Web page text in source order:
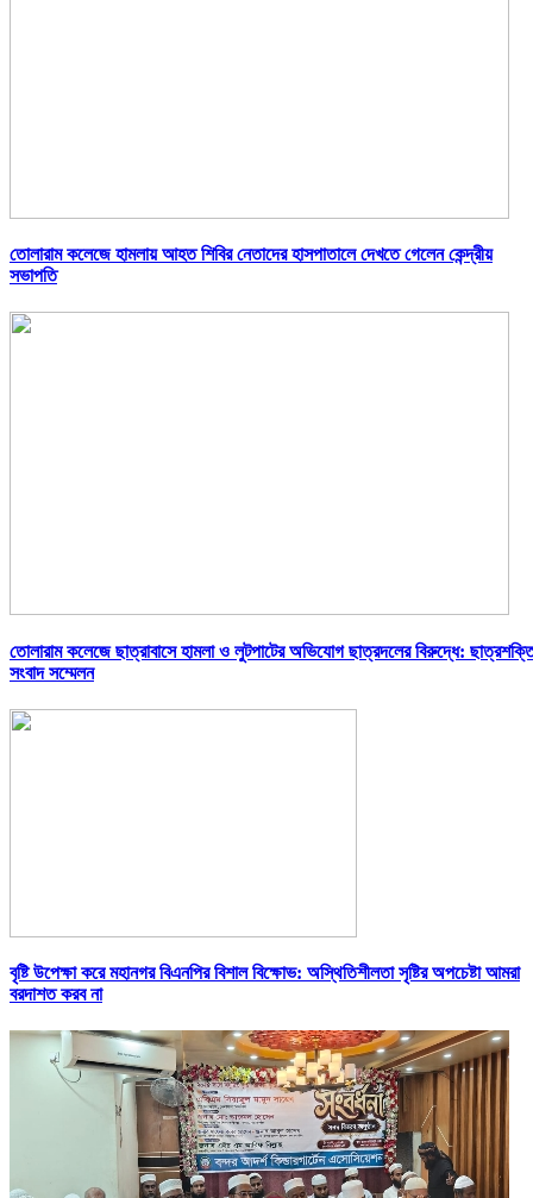
তোলারাম কলেজে হামলায় আহত শিবির নেতাদের হাসপাতালে দেখতে গেলেন কেন্দ্রীয়
সভাপতি
তোলারাম কলেজে ছাত্রাবাসে হামলা ও লুটপাটের অভিযোগ ছাত্রদলের বিরুদ্ধে:
সংবাদ সম্মেলন
বৃষ্টি উপেক্ষা করে মহানগর বিএনপির বিশাল বিক্ষোভ: অস্থিতিশীলতা সৃষ্টির অপচেষ্টা আমরা
বরদাশত করব না